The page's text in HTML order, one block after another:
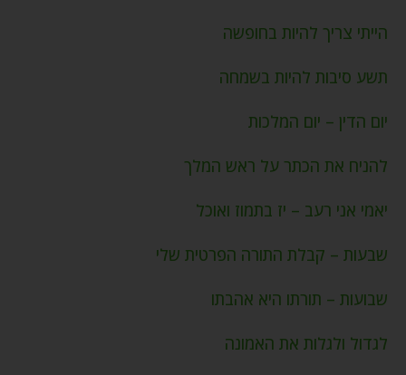
הייתי צריך להיות בחופשה
תשע סיבות להיות בשמחה
יום הדין – יום המלכות
להניח את הכתר על ראש המלך
יאמי אני רעב – יז בתמוז ואוכל
שבעות – קבלת התורה הפרטית שלי
שבועות – תורתו היא אהבתו
לגדול ולגלות את האמונה